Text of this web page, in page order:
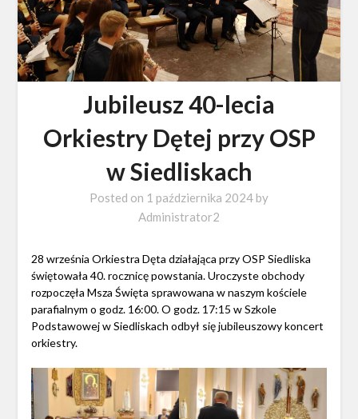
Jubileusz 40-lecia
Orkiestry Dętej przy OSP
w Siedliskach
Posted on 1 października 2024 by
Administrator2
28 września Orkiestra Dęta działająca przy OSP Siedliska
świętowała 40. rocznicę powstania. Uroczyste obchody
rozpoczęła Msza Święta sprawowana w naszym kościele
parafialnym o godz. 16:00. O godz. 17:15 w Szkole
Podstawowej w Siedliskach odbył się jubileuszowy koncert
orkiestry.